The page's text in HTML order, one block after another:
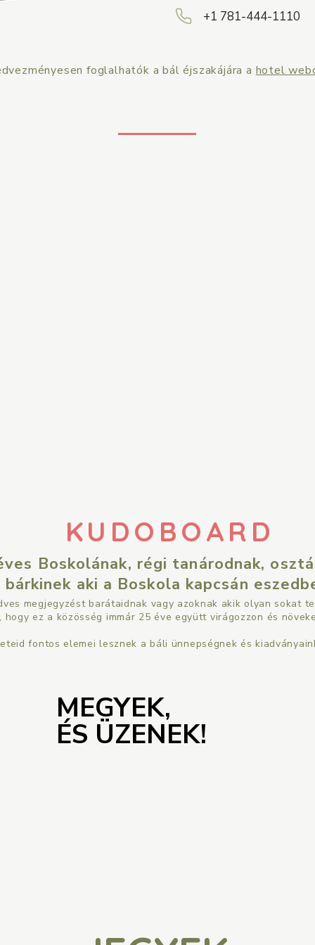
+1 781-444-1110
foglalhatók a bál éjszakájára a hotel
KUDOBOARD
Boskolának, régi tanárodnak,
bárkinek aki a Boskola kapcsán
megjegyzést barátaidnak vagy azoknak akik olyan sokat
hogy ez a közösség immár 25 éve együtt virágozzon és
fontos elemei lesznek a báli ünnepségnek és
MEGYEK,
ÉS ÜZENEK!
MEGYEK,
ÉS ÜZENEK!